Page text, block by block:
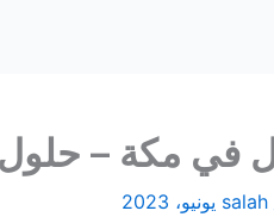
– حلول ذكية
salah